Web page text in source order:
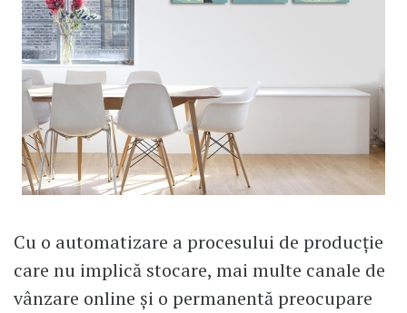
Cu o automatizare a procesului de producție
care nu implică stocare, mai multe canale de
vânzare online și o permanentă preocupare